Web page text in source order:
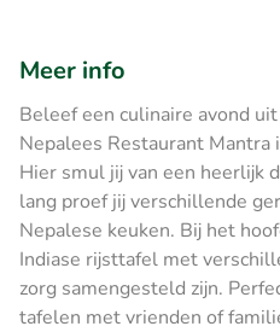
Meer info
Beleef een culinaire avond
Nepalees Restaurant
Hier smul jij van een heerlijk
lang proef jij verschillende
Nepalese keuken. Bij het
Indiase rijsttafel met
zorg samengesteld zijn.
tafelen met vrienden of